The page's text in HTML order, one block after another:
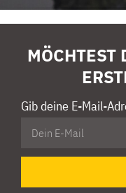
MÖCHTEST
Gib deine E-Mail-